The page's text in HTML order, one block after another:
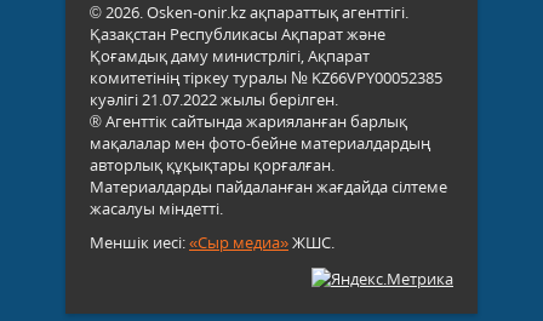
© 2026. Osken-onir.kz ақпараттық агенттігі.
Қазақстан Республикасы Ақпарат және
Қоғамдық даму министрлігі, Ақпарат
комитетінің тіркеу туралы № KZ66VPY00052385
куәлігі 21.07.2022 жылы берілген.
® Агенттік сайтында жарияланған барлық
мақалалар мен фото-бейне материалдардың
авторлық құқықтары қорғалған.
Материалдарды пайдаланған жағдайда сілтеме
жасалуы міндетті.
Меншік иесі:«Сыр медиа»ЖШС.